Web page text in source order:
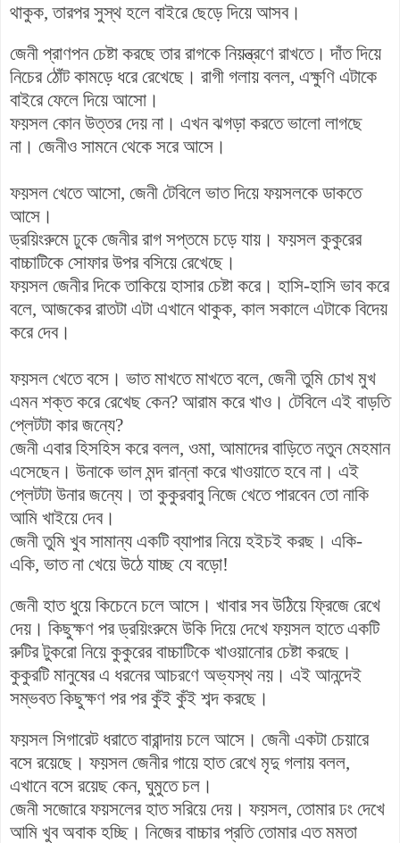
থাকুক, তারপর সুস্থ হলে বাইরে ছেড়ে দিয়ে আসব।
জেনী প্রাণপন চেষ্টা করছে তার রাগকে নিয়ন্ত্রণে রাখতে। দাঁত দিয়ে
নিচের ঠোঁট কামড়ে ধরে রেখেছে। রাগী গলায় বলল, এক্ষুণি এটাকে
বাইরে ফেলে দিয়ে আসো।
ফয়সল কোন উত্তর দেয় না। এখন ঝগড়া করতে ভালো লাগছে
না। জেনীও সামনে থেকে সরে আসে।
ফয়সল খেতে আসো, জেনী টেবিলে ভাত দিয়ে ফয়সলকে ডাকতে
আসে।
ড্রয়িংরুমে ঢুকে জেনীর রাগ সপ্তমে চড়ে যায়। ফয়সল কুকুরের
বাচ্চাটিকে সোফার উপর বসিয়ে রেখেছে।
ফয়সল জেনীর দিকে তাকিয়ে হাসার চেষ্টা করে। হাসি-হাসি ভাব করে
বলে, আজকের রাতটা এটা এখানে থাকুক, কাল সকালে এটাকে বিদেয়
করে দেব।
ফয়সল খেতে বসে। ভাত মাখতে মাখতে বলে, জেনী তুমি চোখ মুখ
এমন শক্ত করে রেখেছ কেন? আরাম করে খাও। টেবিলে এই বাড়তি
প্লেটটা কার জন্যে?
জেনী এবার হিসহিস করে বলল, ওমা, আমাদের বাড়িতে নতুন মেহমান
এসেছেন। উনাকে ভাল মন্দ রান্না করে খাওয়াতে হবে না। এই
প্লেটটা উনার জন্যে। তা কুকুরবাবু নিজে খেতে পারবেন তো নাকি
আমি খাইয়ে দেব।
জেনী তুমি খুব সামান্য একটি ব্যাপার নিয়ে হইচই করছ। একি-
একি, ভাত না খেয়ে উঠে যাচ্ছ যে বড়ো!
জেনী হাত ধুয়ে কিচেনে চলে আসে। খাবার সব উঠিয়ে ফ্রিজে রেখে
দেয়। কিছুক্ষণ পর ড্রয়িংরুমে উকি দিয়ে দেখে ফয়সল হাতে একটি
রুটির টুকরো নিয়ে কুকুরের বাচ্চাটিকে খাওয়ানোর চেষ্টা করছে।
কুকুরটি মানুষের এ ধরনের আচরণে অভ্যস্থ নয়। এই আনন্দেই
সম্ভবত কিছুক্ষণ পর পর কুঁই কুঁই শব্দ করছে।
ফয়সল সিগারেট ধরাতে বারান্দায় চলে আসে। জেনী একটা চেয়ারে
বসে রয়েছে। ফয়সল জেনীর গায়ে হাত রেখে মৃদু গলায় বলল,
এখানে বসে রয়েছ কেন, ঘুমুতে চল।
জেনী সজোরে ফয়সলের হাত সরিয়ে দেয়। ফয়সল, তোমার ঢং দেখে
আমি খুব অবাক হচ্ছি। নিজের বাচ্চার প্রতি তোমার এত মমতা